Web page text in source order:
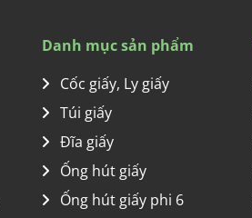
Danh mục sản phẩm
Cốc giấy, Ly giấy
Túi giấy
Đĩa giấy
Ống hút giấy
Ống hút giấy phi 6